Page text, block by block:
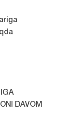
DAVOM